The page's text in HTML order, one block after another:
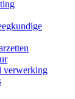
verwerking